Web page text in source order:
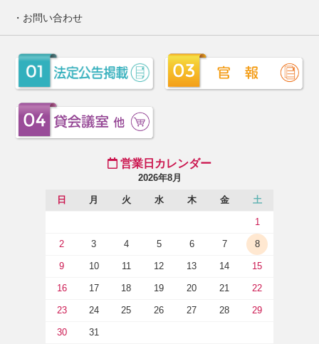
お問い合わせ
営業日カレンダー
2026年8月
日 月 火 水 木 金 土
1
2 3 4 5 6 7 8
9 10 11 12 13 14 15
16 17 18 19 20 21 22
23 24 25 26 27 28 29
30 31